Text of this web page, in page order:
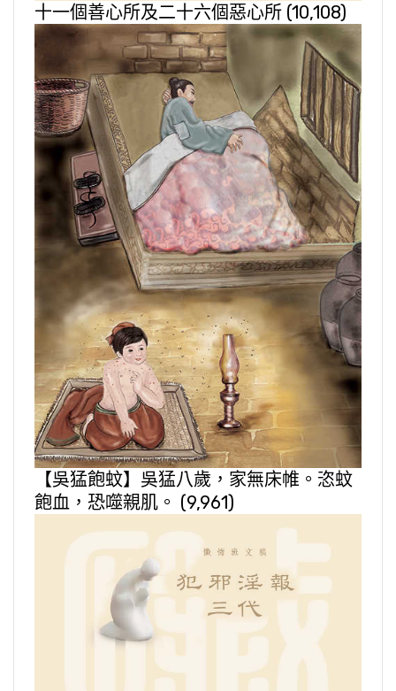
十一個善心所及二十六個惡心所 (10,108)
【吳猛飽蚊】吳猛八歲，家無床帷。恣蚊
飽血，恐噬親肌。 (9,961)